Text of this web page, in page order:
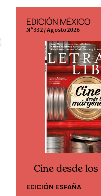
EDICIÓN MÉXICO
N° 332 / Agosto 2026
Cine desde
EDICIÓN ESPAÑA